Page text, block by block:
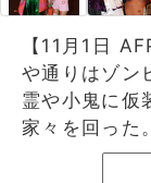
【11月1日
や通りはゾン
霊や小鬼に仮
家々を回った。